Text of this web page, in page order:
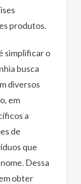
produtos.
simplificar o
busca
diversos
em
a
de
que
Dessa
obter